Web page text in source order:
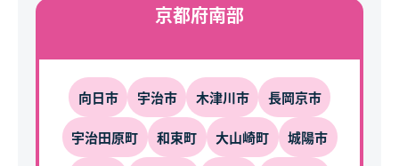
京都府南部
向日市 宇治市 木津川市 長岡京市
宇治田原町 和束町 大山崎町 城陽市